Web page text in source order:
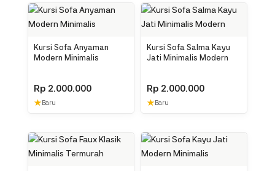
Kursi Sofa Anyaman
Modern Minimalis
Rp2.000.000
★Baru
Kursi Sofa Salma Kayu
Jati Minimalis Modern
Rp2.000.000
★Baru